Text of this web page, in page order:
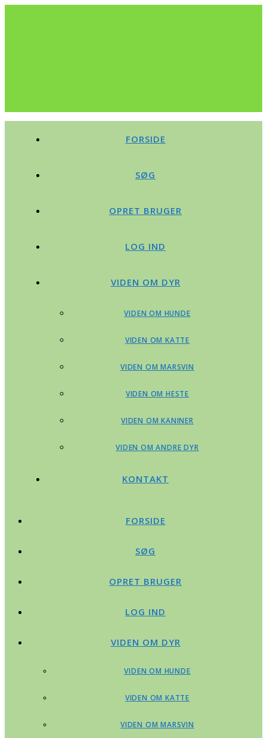
FORSIDE
SØG
OPRET BRUGER
LOG IND
VIDEN OM DYR
VIDEN OM HUNDE
VIDEN OM KATTE
VIDEN OM MARSVIN
VIDEN OM HESTE
VIDEN OM KANINER
VIDEN OM ANDRE DYR
KONTAKT
FORSIDE
SØG
OPRET BRUGER
LOG IND
VIDEN OM DYR
VIDEN OM HUNDE
VIDEN OM KATTE
VIDEN OM MARSVIN